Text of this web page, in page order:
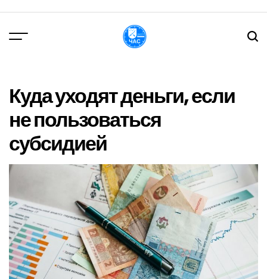
вмісту
Куда уходят деньги, если
не пользоваться
субсидией